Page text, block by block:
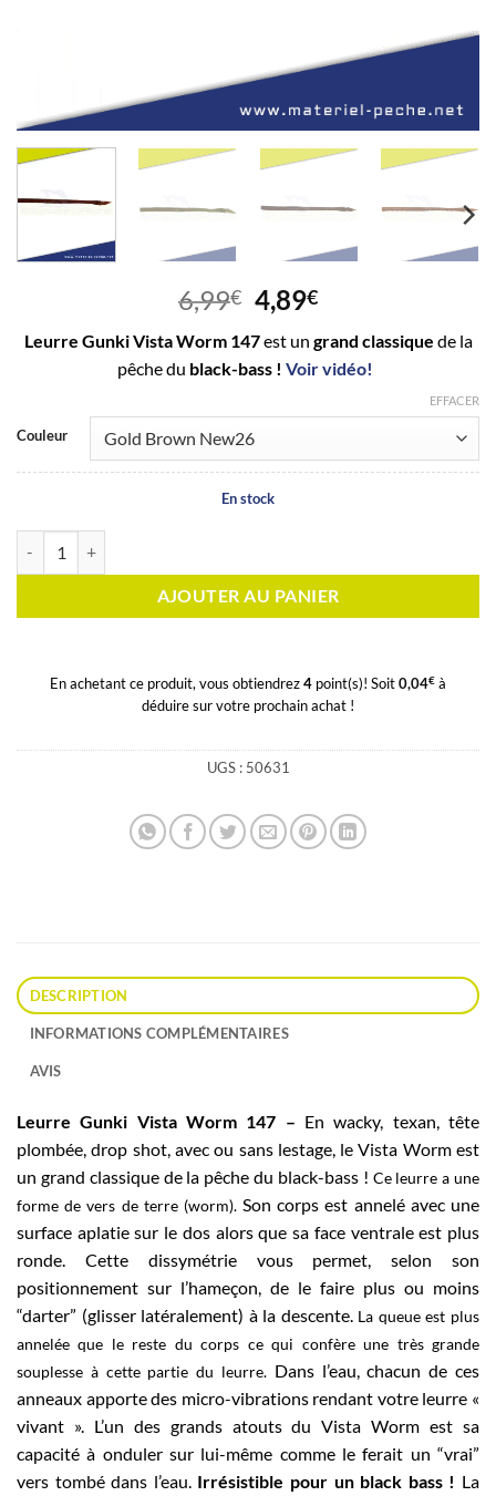
6,99€ Le
prix
initial
était :
4,89€Le
actuel
est :
Leurre Gunki Vista Worm 147est un grand classique de la
pêche du black-bass ! Voir vidéo!
Couleur
EFFACER
En stock
AJOUTER AU PANIER
En achetant ce produit, vous obtiendrez4 point(s)! Soit0,04€ à
déduire sur votre prochain achat !
UGS : 50631
DESCRIPTION
INFORMATIONS COMPLÉMENTAIRES
AVIS
Leurre Gunki Vista Worm 147 – En wacky, texan, tête
plombée, drop shot, avec ou sans lestage, le Vista Worm est
un grand classique de la pêche du black-bass ! Ce leurre a une
forme de vers de terre (worm).Son corps est annelé avec une
surface aplatie sur le dos alors que sa face ventrale est plus
ronde. Cette dissymétrie vous permet, selon son
positionnement sur l’hameçon, de le faire plus ou moins
“darter” (glisser latéralement) à la descente. La queue est plus
annelée que le reste du corps ce qui confère une très grande
souplesse à cette partie du leurre. Dans l’eau, chacun de ces
anneaux apporte des micro-vibrations rendant votre leurre «
vivant ». L’un des grands atouts du Vista Worm est sa
capacité à onduler sur lui-même comme le ferait un “vrai”
vers tombé dans l’eau. Irrésistible pour un black bass ! La